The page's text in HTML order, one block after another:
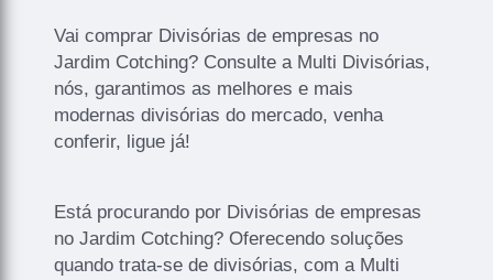
Vai comprar Divisórias de empresas no
Jardim Cotching? Consulte a Multi Divisórias,
nós, garantimos as melhores e mais
modernas divisórias do mercado, venha
conferir, ligue já!
Está procurando por Divisórias de empresas
no Jardim Cotching? Oferecendo soluções
quando trata-se de divisórias, com a Multi